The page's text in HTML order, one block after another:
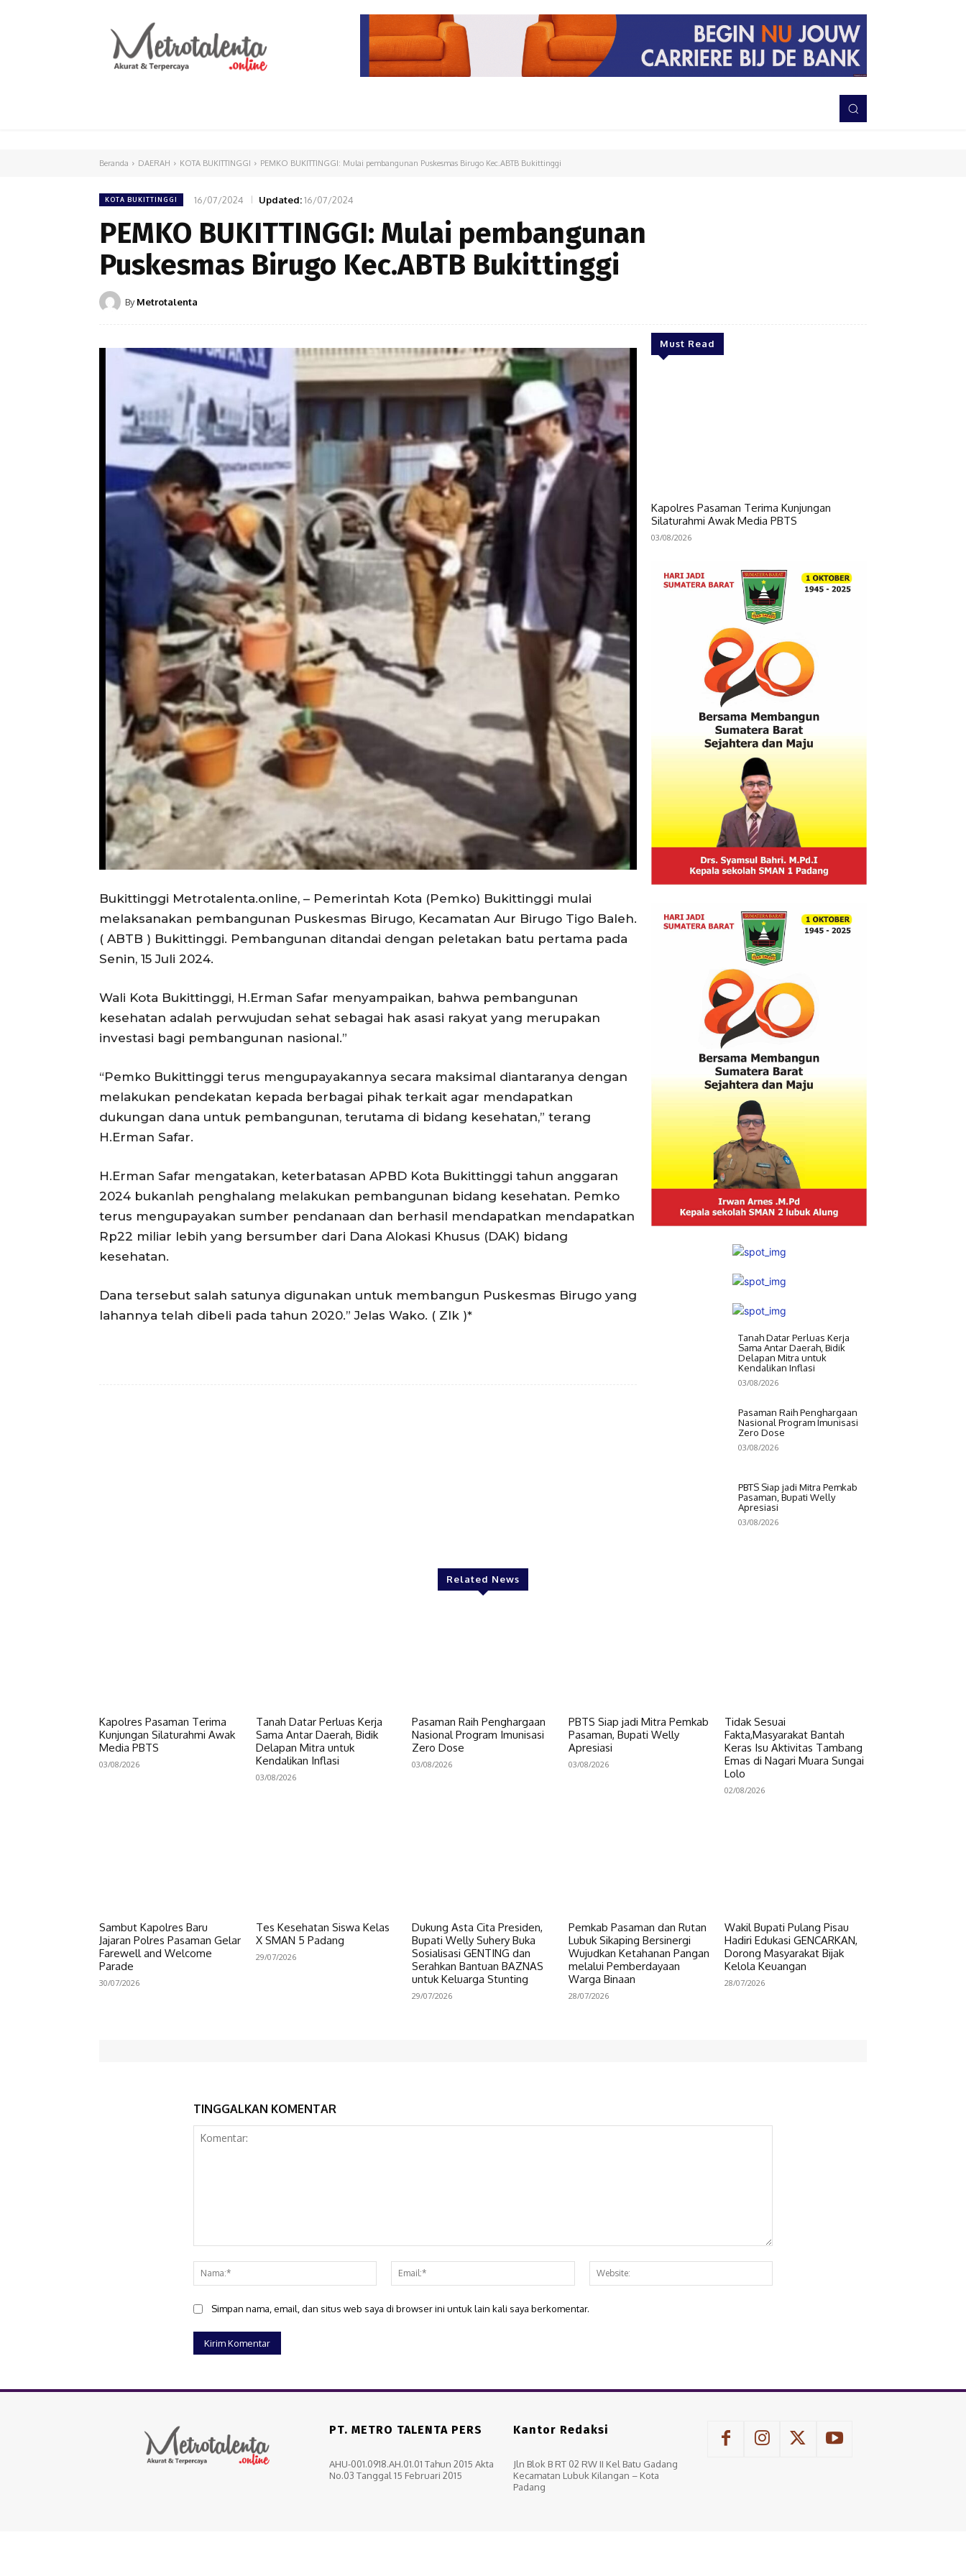
TNI-POLRI
Beranda DAERAH KOTA BUKITTINGGI PEMKO BUKITTINGGI: Mulai pembangunan Puskesmas Birugo Kec.ABTB Bukittinggi
KOTA BUKITTINGGI 16/07/2024 Updated:16/07/2024
PEMKO BUKITTINGGI: Mulai pembangunan
Puskesmas Birugo Kec.ABTB Bukittinggi
By Metrotalenta
Bukittinggi Metrotalenta.online, – Pemerintah Kota (Pemko) Bukittinggi mulai
melaksanakan pembangunan Puskesmas Birugo, Kecamatan Aur Birugo Tigo Baleh.
( ABTB ) Bukittinggi. Pembangunan ditandai dengan peletakan batu pertama pada
Senin, 15 Juli 2024.
Wali Kota Bukittinggi, H.Erman Safar menyampaikan, bahwa pembangunan
kesehatan adalah perwujudan sehat sebagai hak asasi rakyat yang merupakan
investasi bagi pembangunan nasional.”
“Pemko Bukittinggi terus mengupayakannya secara maksimal diantaranya dengan
melakukan pendekatan kepada berbagai pihak terkait agar mendapatkan
dukungan dana untuk pembangunan, terutama di bidang kesehatan,” terang
H.Erman Safar.
H.Erman Safar mengatakan, keterbatasan APBD Kota Bukittinggi tahun anggaran
2024 bukanlah penghalang melakukan pembangunan bidang kesehatan. Pemko
terus mengupayakan sumber pendanaan dan berhasil mendapatkan mendapatkan
Rp22 miliar lebih yang bersumber dari Dana Alokasi Khusus (DAK) bidang
kesehatan.
Dana tersebut salah satunya digunakan untuk membangun Puskesmas Birugo yang
lahannya telah dibeli pada tahun 2020.” Jelas Wako. ( Zlk )*
Must Read
Kapolres Pasaman Terima Kunjungan
Silaturahmi Awak Media PBTS
03/08/2026
Tanah Datar Perluas Kerja
Sama Antar Daerah, Bidik
Delapan Mitra untuk
Kendalikan Inflasi
03/08/2026
Pasaman Raih Penghargaan
Nasional Program Imunisasi
Zero Dose
03/08/2026
PBTS Siap jadi Mitra Pemkab
Pasaman, Bupati Welly
Apresiasi
03/08/2026
Related News
Kapolres Pasaman Terima
Kunjungan Silaturahmi Awak
Media PBTS
03/08/2026
Tanah Datar Perluas Kerja
Sama Antar Daerah, Bidik
Delapan Mitra untuk
Kendalikan Inflasi
03/08/2026
Pasaman Raih Penghargaan
Nasional Program Imunisasi
Zero Dose
03/08/2026
PBTS Siap jadi Mitra Pemkab
Pasaman, Bupati Welly
Apresiasi
03/08/2026
Tidak Sesuai
Fakta,Masyarakat Bantah
Keras Isu Aktivitas Tambang
Emas di Nagari Muara Sungai
Lolo
02/08/2026
Sambut Kapolres Baru
Jajaran Polres Pasaman Gelar
Farewell and Welcome
Parade
30/07/2026
Tes Kesehatan Siswa Kelas
X SMAN 5 Padang
29/07/2026
Dukung Asta Cita Presiden,
Bupati Welly Suhery Buka
Sosialisasi GENTING dan
Serahkan Bantuan BAZNAS
untuk Keluarga Stunting
29/07/2026
Pemkab Pasaman dan Rutan
Lubuk Sikaping Bersinergi
Wujudkan Ketahanan Pangan
melalui Pemberdayaan
Warga Binaan
28/07/2026
Wakil Bupati Pulang Pisau
Hadiri Edukasi GENCARKAN,
Dorong Masyarakat Bijak
Kelola Keuangan
28/07/2026
TINGGALKAN KOMENTAR
Nama:*
Email:*
Simpan nama, email, dan situs web saya di browser ini untuk lain kali saya berkomentar.
PT. METRO TALENTA PERS
AHU-001.0918.AH.01.01 Tahun 2015 Akta
No.03 Tanggal 15 Februari 2015
Kantor Redaksi
Jln Blok B RT 02 RW II Kel Batu Gadang
Kecamatan Lubuk Kilangan – Kota
Padang